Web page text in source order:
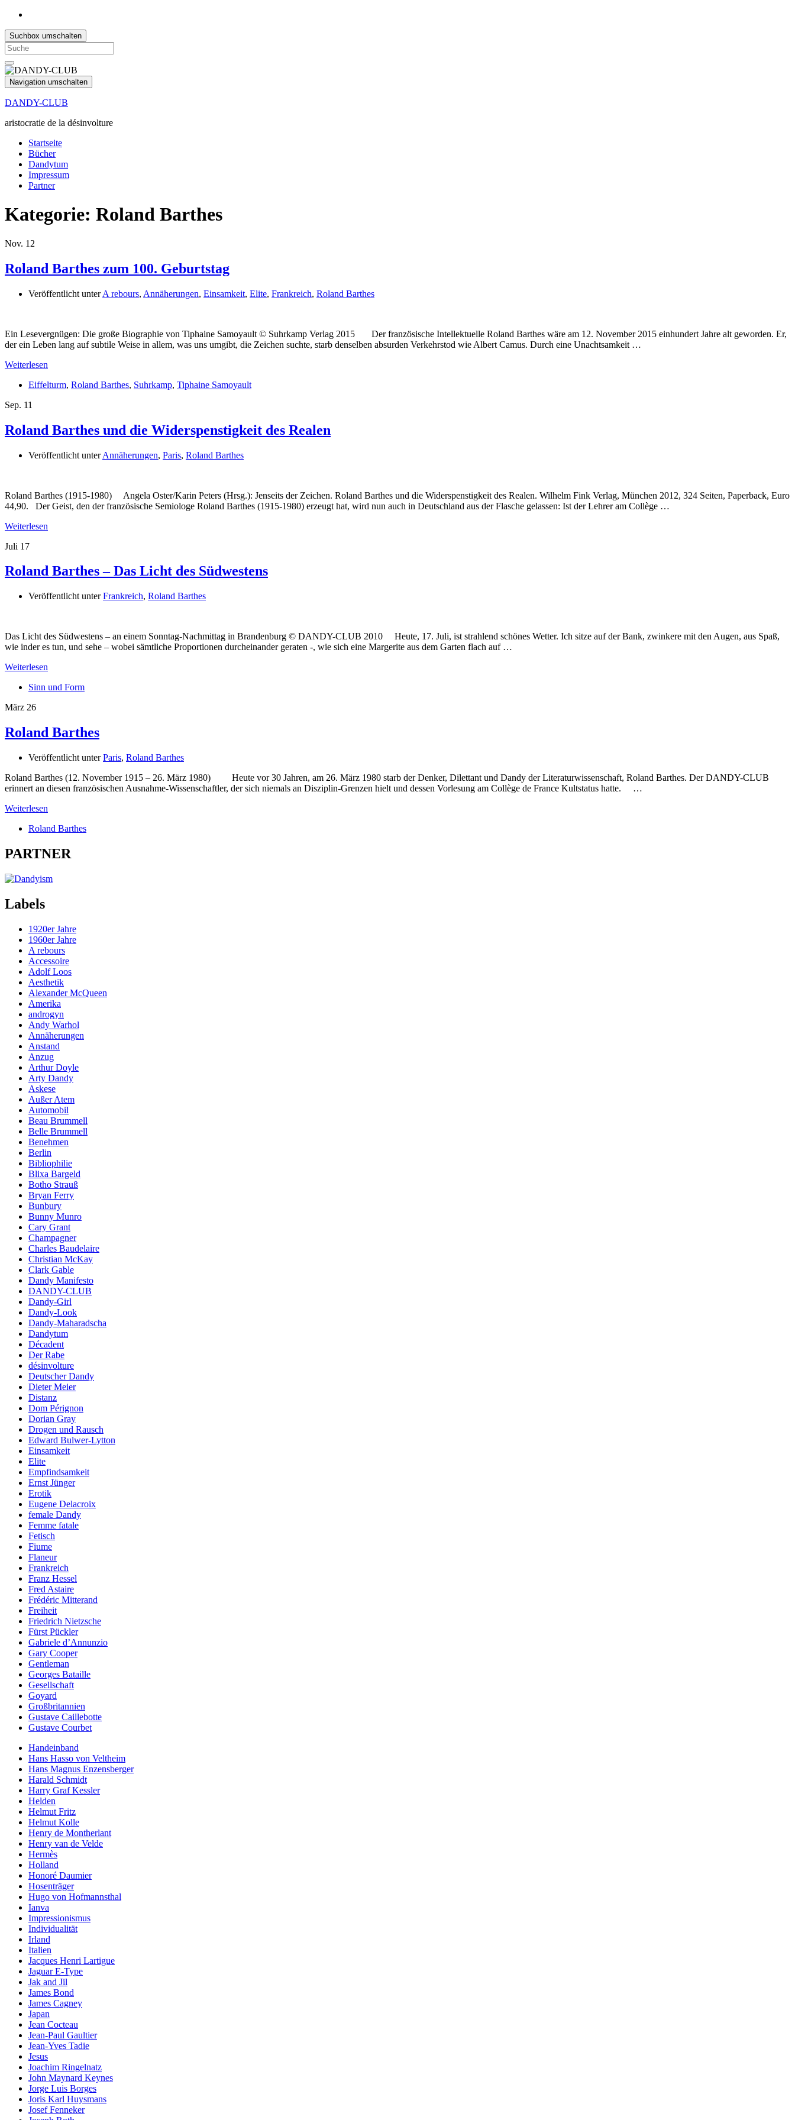
Suchbox umschalten
Search
for:
Navigation umschalten
DANDY-CLUB
aristocratie de la désinvolture
Startseite
Bücher
Dandytum
Impressum
Partner
Kategorie: Roland Barthes
Nov. 12
Roland Barthes zum 100. Geburtstag
Veröffentlicht unterA rebours, Annäherungen, Einsamkeit, Elite, Frankreich, Roland Barthes
Ein Lesevergnügen: Die große Biographie von Tiphaine Samoyault © Suhrkamp Verlag 2015 Der französische Intellektuelle Roland Barthes wäre am 12. November 2015 einhundert Jahre alt geworden. Er,
der ein Leben lang auf subtile Weise in allem, was uns umgibt, die Zeichen suchte, starb denselben absurden Verkehrstod wie Albert Camus. Durch eine Unachtsamkeit …
Weiterlesen
Eiffelturm, Roland Barthes, Suhrkamp, Tiphaine Samoyault
Sep. 11
Roland Barthes und die Widerspenstigkeit des Realen
Veröffentlicht unterAnnäherungen, Paris, Roland Barthes
Roland Barthes (1915-1980) Angela Oster/Karin Peters (Hrsg.): Jenseits der Zeichen. Roland Barthes und die Widerspenstigkeit des Realen. Wilhelm Fink Verlag, München 2012, 324 Seiten, Paperback, Euro
44,90. Der Geist, den der französische Semiologe Roland Barthes (1915-1980) erzeugt hat, wird nun auch in Deutschland aus der Flasche gelassen: Ist der Lehrer am Collège …
Weiterlesen
Juli 17
Roland Barthes – Das Licht des Südwestens
Veröffentlicht unterFrankreich, Roland Barthes
Das Licht des Südwestens – an einem Sonntag-Nachmittag in Brandenburg © DANDY-CLUB 2010 Heute, 17. Juli, ist strahlend schönes Wetter. Ich sitze auf der Bank, zwinkere mit den Augen, aus Spaß,
wie inder es tun, und sehe – wobei sämtliche Proportionen durcheinander geraten -, wie sich eine Margerite aus dem Garten flach auf …
Weiterlesen
Sinn und Form
März 26
Roland Barthes
Veröffentlicht unterParis, Roland Barthes
Roland Barthes (12. November 1915 – 26. März 1980) Heute vor 30 Jahren, am 26. März 1980 starb der Denker, Dilettant und Dandy der Literaturwissenschaft, Roland Barthes. Der DANDY-CLUB
erinnert an diesen französischen Ausnahme-Wissenschaftler, der sich niemals an Disziplin-Grenzen hielt und dessen Vorlesung am Collège de France Kultstatus hatte. …
Weiterlesen
Roland Barthes
PARTNER
Labels
1920er Jahre
1960er Jahre
A rebours
Accessoire
Adolf Loos
Aesthetik
Alexander McQueen
Amerika
androgyn
Andy Warhol
Annäherungen
Anstand
Anzug
Arthur Doyle
Arty Dandy
Askese
Außer Atem
Automobil
Beau Brummell
Belle Brummell
Benehmen
Berlin
Bibliophilie
Blixa Bargeld
Botho Strauß
Bryan Ferry
Bunbury
Bunny Munro
Cary Grant
Champagner
Charles Baudelaire
Christian McKay
Clark Gable
Dandy Manifesto
DANDY-CLUB
Dandy-Girl
Dandy-Look
Dandy-Maharadscha
Dandytum
Décadent
Der Rabe
désinvolture
Deutscher Dandy
Dieter Meier
Distanz
Dom Pérignon
Dorian Gray
Drogen und Rausch
Edward Bulwer-Lytton
Einsamkeit
Elite
Empfindsamkeit
Ernst Jünger
Erotik
Eugene Delacroix
female Dandy
Femme fatale
Fetisch
Fiume
Flaneur
Frankreich
Franz Hessel
Fred Astaire
Frédéric Mitterand
Freiheit
Friedrich Nietzsche
Fürst Pückler
Gabriele d’Annunzio
Gary Cooper
Gentleman
Georges Bataille
Gesellschaft
Goyard
Großbritannien
Gustave Caillebotte
Gustave Courbet
Handeinband
Hans Hasso von Veltheim
Hans Magnus Enzensberger
Harald Schmidt
Harry Graf Kessler
Helden
Helmut Fritz
Helmut Kolle
Henry de Montherlant
Henry van de Velde
Hermès
Holland
Honoré Daumier
Hosenträger
Hugo von Hofmannsthal
Ianva
Impressionismus
Individualität
Irland
Italien
Jacques Henri Lartigue
Jaguar E-Type
Jak and Jil
James Bond
James Cagney
Japan
Jean Cocteau
Jean-Paul Gaultier
Jean-Yves Tadie
Jesus
Joachim Ringelnatz
John Maynard Keynes
Jorge Luis Borges
Joris Karl Huysmans
Josef Fenneker